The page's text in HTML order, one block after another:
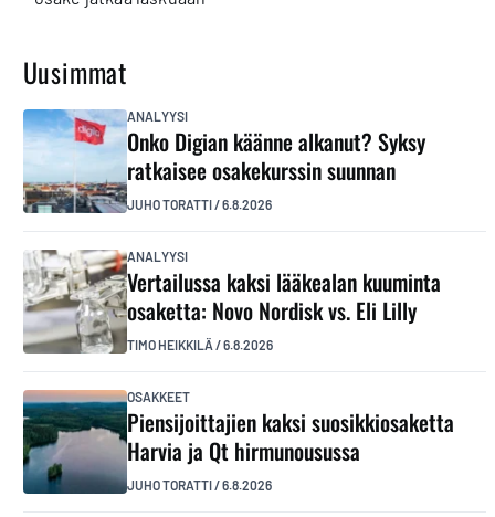
Uusimmat
ANALYYSI
Onko Digian käänne alkanut? Syksy
ratkaisee osakekurssin suunnan
JUHO TORATTI/6.8.2026
ANALYYSI
Vertailussa kaksi lääkealan kuuminta
osaketta: Novo Nordisk vs. Eli Lilly
TIMO HEIKKILÄ /6.8.2026
OSAKKEET
Piensijoittajien kaksi suosikkiosaketta
Harvia ja Qt hirmunousussa
JUHO TORATTI/6.8.2026